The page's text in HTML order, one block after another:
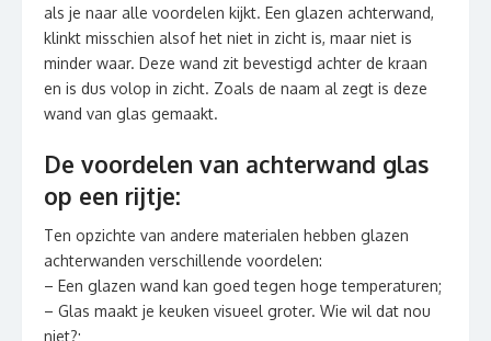
als je naar alle voordelen kijkt. Een glazen achterwand,
klinkt misschien alsof het niet in zicht is, maar niet is
minder waar. Deze wand zit bevestigd achter de kraan
en is dus volop in zicht. Zoals de naam al zegt is deze
wand van glas gemaakt.
De voordelen van achterwand glas
op een rijtje:
Ten opzichte van andere materialen hebben glazen
achterwanden verschillende voordelen:
– Een glazen wand kan goed tegen hoge temperaturen;
– Glas maakt je keuken visueel groter. Wie wil dat nou
niet?;